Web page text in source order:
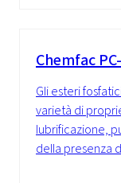
Chemfac
Gli esteri
varietà di
lubrificazione,
della presenza